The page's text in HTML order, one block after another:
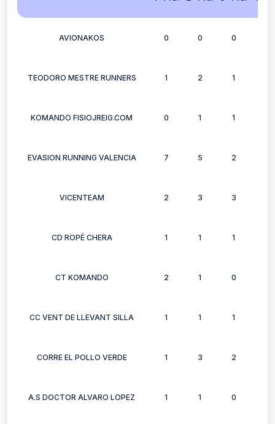
AVIONAKOS 0 0 0
TEODORO MESTRE RUNNERS 1 2 1
KOMANDO FISIOJREIG.COM 0 1 1
EVASION RUNNING VALENCIA 7 5 2
VICENTEAM 2 3 3
CD ROPÉ CHERA 1 1 1
CT KOMANDO 2 1 0
CC VENT DE LLEVANT SILLA 1 1 1
CORRE EL POLLO VERDE 1 3 2
A.S DOCTOR ALVARO LOPEZ 1 1 0